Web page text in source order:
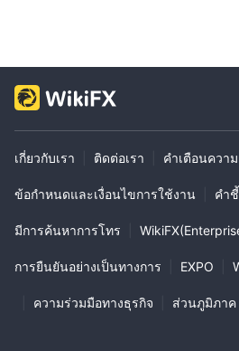
เกี่ยวกับเรา ติดต่อเรา คำเตือนความ
ข้อกำหนดและเงื่อนไขการใช้งาน คำ
มีการค้นหาการโทร
การยืนยันอย่างเป็นทางการ EXPO
ความร่วมมือทางธุรกิจ ส่วนภูมิภาค